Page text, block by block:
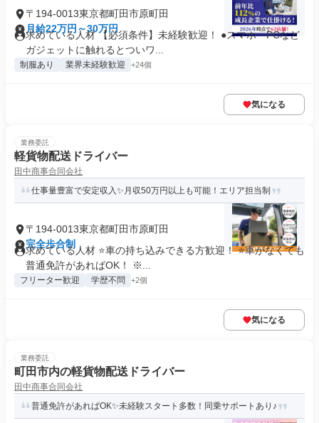
〒194-0013東京都町田市原町田
月給22万円～30万円
求めている人材 【必須条件】未経験歓迎！ ●スマホ・PCなど
ガジェットに触れるとついワ...
制服あり 業界未経験歓迎 +24個
気になる
業務委託
軽貨物配送ドライバー
田中商事合同会社
仕事量豊富で安定収入✨月収50万円以上も可能！エリア担当制
〒194-0013東京都町田市原町田
完全歩合制
求めている人材 ⭐車の持ち込みできる方歓迎！ ⭐車がなくても
普通免許があればOK！ ※...
フリーター歓迎 学歴不問 +2個
気になる
業務委託
町田市内の軽貨物配送ドライバー
田中商事合同会社
普通免許があればOK✨未経験スタート多数！同乗サポートあり♪